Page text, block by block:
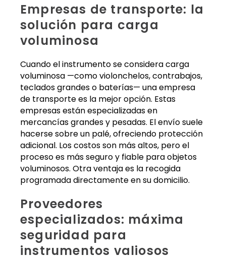
Empresas de transporte: la
solución para carga
voluminosa
Cuando el instrumento se considera carga
voluminosa —como violonchelos, contrabajos,
teclados grandes o baterías— una empresa
de transporte es la mejor opción. Estas
empresas están especializadas en
mercancías grandes y pesadas. El envío suele
hacerse sobre un palé, ofreciendo protección
adicional. Los costos son más altos, pero el
proceso es más seguro y fiable para objetos
voluminosos. Otra ventaja es la recogida
programada directamente en su domicilio.
Proveedores
especializados: máxima
seguridad para
instrumentos valiosos